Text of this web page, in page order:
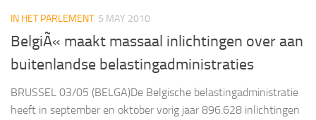
IN HET PARLEMENT 5 MAY 2010
BelgiÃ« maakt massaal inlichtingen over aan
buitenlandse belastingadministraties
BRUSSEL 03/05 (BELGA)De Belgische belastingadministratie
heeft in september en oktober vorig jaar 896.628 inlichtingen